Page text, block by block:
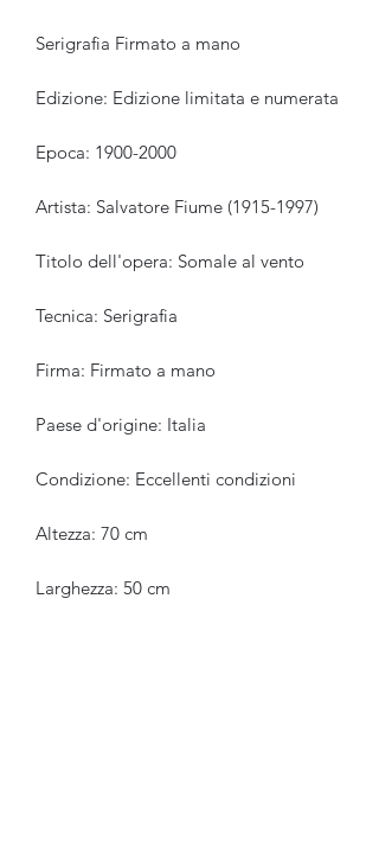
Serigrafia Firmato a mano
Edizione: Edizione limitata e numerata
Epoca: 1900-2000
Artista: Salvatore Fiume (1915-1997)
Titolo dell'opera: Somale al vento
Tecnica: Serigrafia
Firma: Firmato a mano
Paese d'origine: Italia
Condizione: Eccellenti condizioni
Altezza: 70 cm
Larghezza: 50 cm